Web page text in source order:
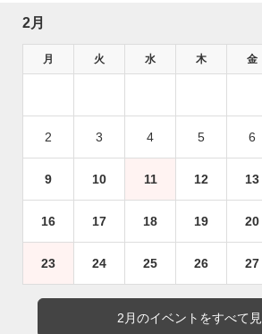
2月
月 火 水 木 金
2 3 4 5 6
9 10 11 12 13
16 17 18 19 20
23 24 25 26 27
2月のイベントをすべて